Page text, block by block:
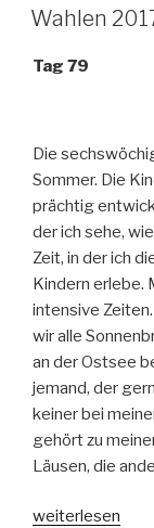
AM
Wahlen
Tag 79
Die
Sommer. Die
prächtig
der ich sehe,
Zeit, in der ich
Kindern erlebe.
intensive
wir alle
an der Ostsee
jemand, der
keiner bei
gehört zu
Läusen, die
„Wahlen
weiterlesen